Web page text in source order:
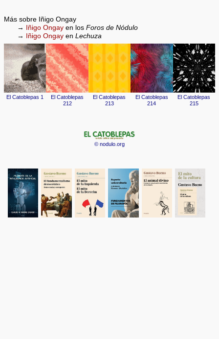
Más sobre Iñigo Ongay
→
Iñigo Ongay en losForos de Nódulo
→
Iñigo Ongay enLechuza
© nodulo.org